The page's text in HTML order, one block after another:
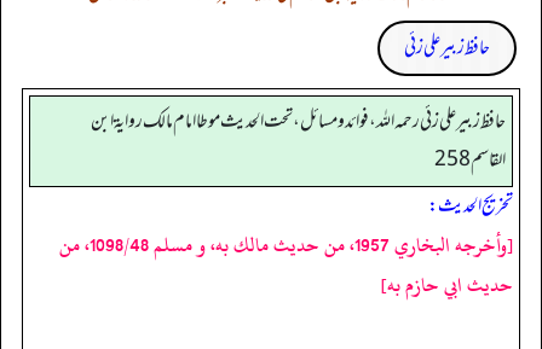
حافظ زبیر علی زئی
حافظ زبير على زئي رحمه الله، فوائد و مسائل، تحت الحديث موطا امام مالك رواية ابن
القاسم 258
تخریج الحدیث:
[وأخرجه البخاري 1957، من حديث مالك به، و مسلم 1098/48، من
حديث ابي حازم به]